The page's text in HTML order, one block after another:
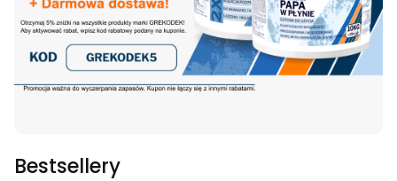
Bestsellery